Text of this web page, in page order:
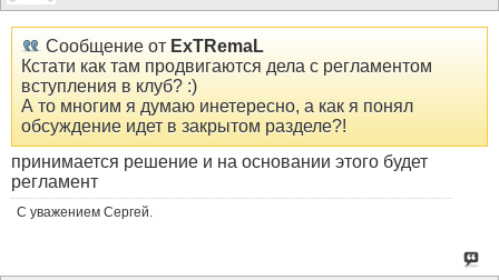
Сообщение от ExTRemaL
Кстати как там продвигаются дела с регламентом
вступления в клуб? :)
А то многим я думаю инетересно, а как я понял
обсуждение идет в закрытом разделе?!
принимается решение и на основании этого будет
регламент
С уважением Сергей.